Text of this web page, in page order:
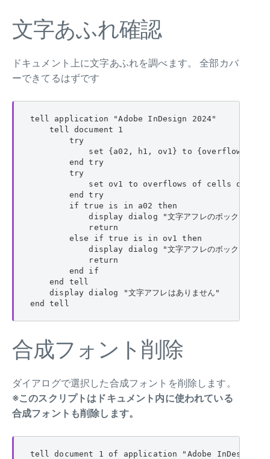
文字あふれ確認
ドキュメント上に文字あふれを調べます。 全部カバ
ーできてるはずです
tell application "Adobe InDesign 2024"
    tell document 1
        try
set {a02, h1, ov1} to {overflows of
        end try
        try
set ov1 to overflows of cells of
        end try
        if true is in a02 then
display dialog "文字アフレのボックスがあり
            return
        else if true is in ov1 then
display dialog "文字アフレのボックスがあり
            return
        end if
    end tell
    display dialog "文字アフレはありません"
end tell
合成フォント削除
ダイアログで選択した合成フォントを削除します。
※このスクリプトはドキュメント内に使われている
合成フォントも削除します。
tell document 1 of application "Adobe InDesign